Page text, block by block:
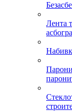
Лента